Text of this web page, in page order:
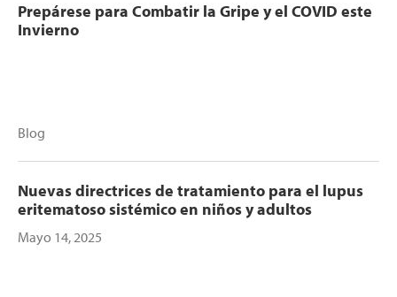
Prepárese para Combatir la Gripe y el COVID este
Invierno
Blog
Nuevas directrices de tratamiento para el lupus
eritematoso sistémico en niños y adultos
Mayo 14, 2025